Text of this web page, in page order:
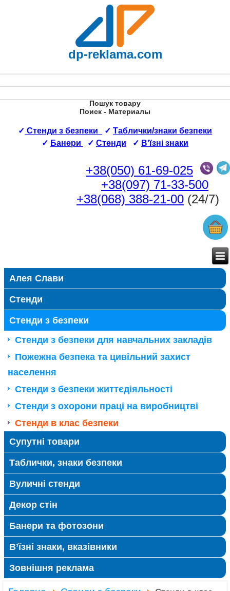
dp-reklama.com
Пошук товару
Поиск - Материалы
✓ Стенди з безпеки ✓ Таблички/знаки безпеки
✓ Банери ✓ Стенди ✓ В'їзні знаки
+38(050) 61-69-025
+38(097) 71-33-500
+38(068) 388-21-00 (24/7)
Алея Слави
Стенди
Стенди з безпеки
Стенди з безпеки для навчальних закладів
Пожежна безпека та цивільний захист
населення
Стенди з безпеки життєдіяльності
Стенди з охорони праці на виробництві
Стенди в клас безпеки
Супутні товари
Таблички, знаки безпеки
Вуличні стенди
Декор стін
Банери та фотозони
В’їзні знаки, вказівники
Зовнішня реклама